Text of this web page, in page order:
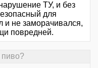
ТУ, и без
для
и не заморачивался,
повредней.
пиво?